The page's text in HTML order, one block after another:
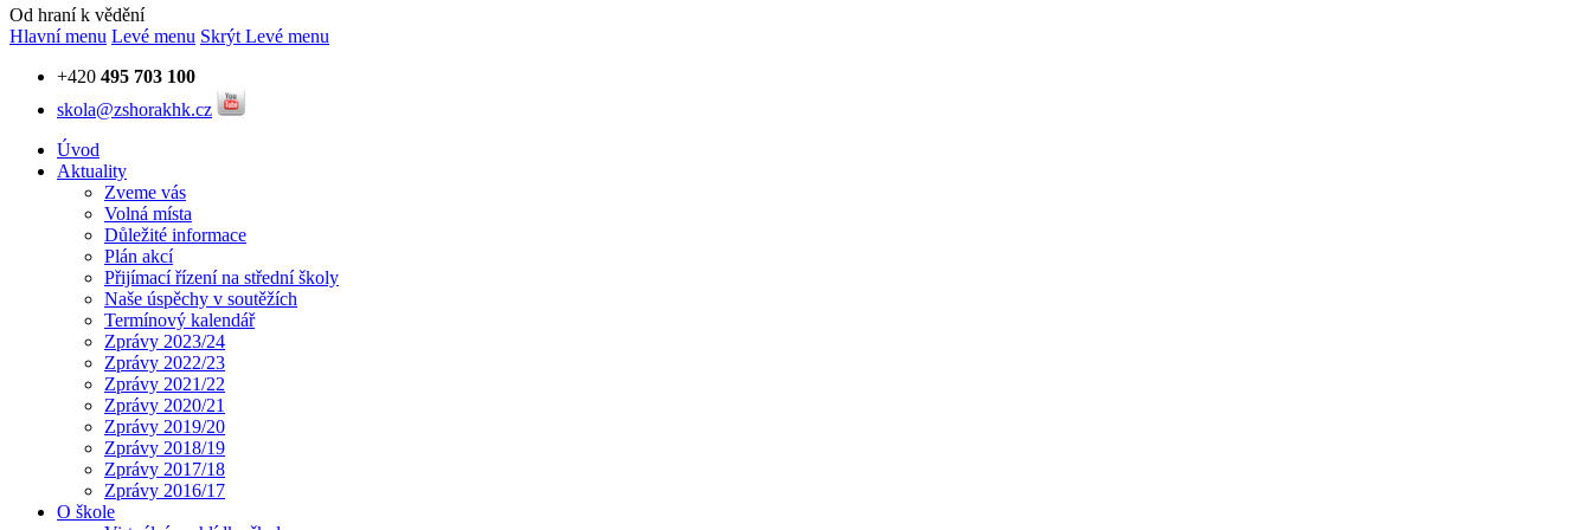
Od hraní k vědění
Hlavní menu Levé menu Skrýt Levé menu
+420 495 703 100
skola@zshorakhk.cz
Úvod
Aktuality
Zveme vás
Volná místa
Důležité informace
Plán akcí
Přijímací řízení na střední školy
Naše úspěchy v soutěžích
Termínový kalendář
Zprávy 2023/24
Zprávy 2022/23
Zprávy 2021/22
Zprávy 2020/21
Zprávy 2019/20
Zprávy 2018/19
Zprávy 2017/18
Zprávy 2016/17
O škole